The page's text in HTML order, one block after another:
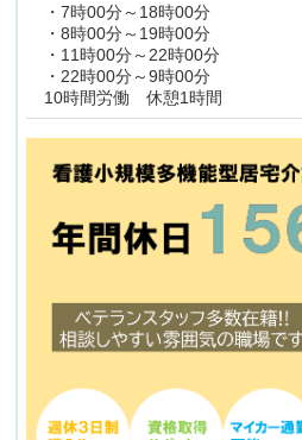
・7時00分～18時00分
・8時00分～19時00分
・11時00分～22時00分
・22時00分～9時00分
10時間労働 休憩1時間